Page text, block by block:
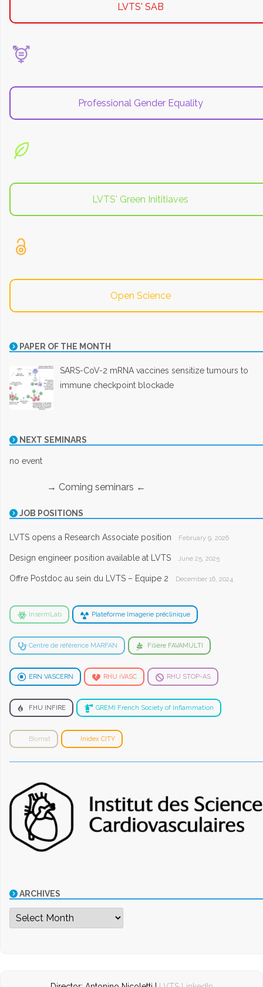
LVTS' SAB
Professional Gender Equality
LVTS' Green Inititiaves
Open Science
PAPER OF THE MONTH
SARS-CoV-2 mRNA vaccines sensitize tumours to
immune checkpoint blockade
NEXT SEMINARS
no event
→ Coming seminars ←
JOB POSITIONS
LVTS opens a Research Associate position February 9, 2026
Design engineer position available at LVTS June 25, 2025
Offre Postdoc au sein du LVTS – Equipe 2 December 16, 2024
InsermLab Plateforme Imagerie préclinique
Centre de référence MARFAN Filière FAVAMULTI
ERN VASCERN RHU iVASC RHU STOP-AS
FHU INFIRE GREMI French Society of Inflammation
Biomat Inidex CITY
ARCHIVES
Archives